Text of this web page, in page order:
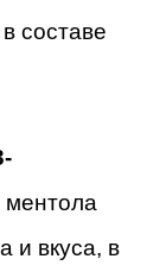
составе
и вкуса, в